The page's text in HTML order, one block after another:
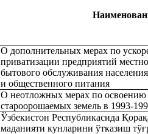
О дополнительных мерах по
приватизации предприятий
бытового обслуживания
и общественного питания
О неотложных мерах по
староорошаемых земель в 1993-
Ўзбекистон Республикасида Қорақ
маданияти кунларини ўтказиш тўғ